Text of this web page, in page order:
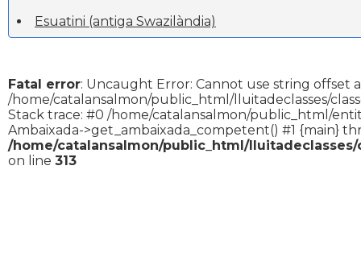
Esuatini (antiga Swazilàndia)
Fatal error: Uncaught Error: Cannot use string offset
/home/catalansalmon/public_html/lluitadeclasses/
Stack trace: #0 /home/catalansalmon/public_html/
Ambaixada->get_ambaixada_competent() #1 {main}
/home/catalansalmon/public_html/lluitadeclasses/
on line 313